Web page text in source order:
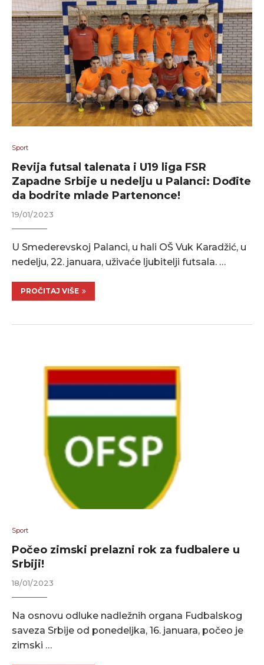
Sport
Revija futsal talenata i U19 liga FSR
Zapadne Srbije u nedelju u Palanci: Dođite
da bodrite mlade Partenonce!
19/01/2023
U Smederevskoj Palanci, u hali OŠ Vuk Karadžić, u
nedelju, 22. januara, uživaće ljubitelji futsala. …
PROČITAJ VIŠE
Sport
Počeo zimski prelazni rok za fudbalere u
Srbiji!
18/01/2023
Na osnovu odluke nadležnih organa Fudbalskog
saveza Srbije od ponedeljka, 16. januara, počeo je
zimski …